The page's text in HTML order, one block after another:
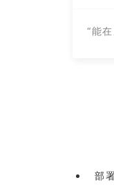
“能
部